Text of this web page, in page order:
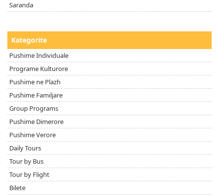
Saranda
Kategorite
Pushime Individuale
Programe Kulturore
Pushime ne Plazh
Pushime Familjare
Group Programs
Pushime Dimerore
Pushime Verore
Daily Tours
Tour by Bus
Tour by Flight
Bilete